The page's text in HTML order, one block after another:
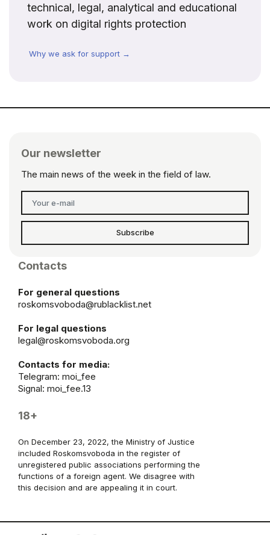
technical, legal, analytical and educational
work on digital rights protection
Why we ask for support →
Our newsletter
The main news of the week in the field of law.
Subscribe
Contacts
For general questions
roskomsvoboda@rublacklist.net
For legal questions
legal@roskomsvoboda.org
Contacts for media:
Telegram: moi_fee
Signal: moi_fee.13
18+
On December 23, 2022, the Ministry of Justice
included Roskomsvoboda in the register of
unregistered public associations performing the
functions of a foreign agent. We disagree with
this decision and are appealing it in court.